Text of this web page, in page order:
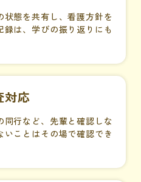
状態を共有し、看護方針を
録は、学びの振り返りにも
対応
同行など、先輩と確認しな
いことはその場で確認でき